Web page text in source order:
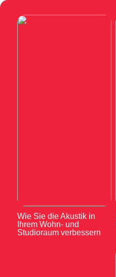
Wie Sie die Akustik in
Ihrem Wohn- und
Studioraum verbessern